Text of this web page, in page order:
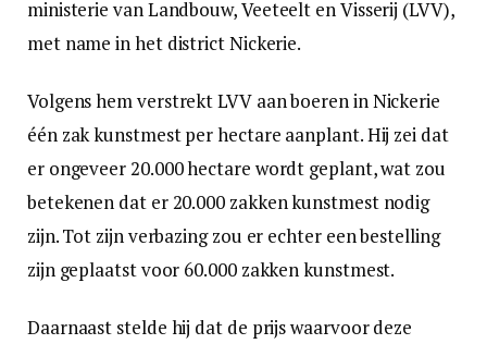
ministerie van Landbouw, Veeteelt en Visserij (LVV),
met name in het district Nickerie.
Volgens hem verstrekt LVV aan boeren in Nickerie
één zak kunstmest per hectare aanplant. Hij zei dat
er ongeveer 20.000 hectare wordt geplant, wat zou
betekenen dat er 20.000 zakken kunstmest nodig
zijn. Tot zijn verbazing zou er echter een bestelling
zijn geplaatst voor 60.000 zakken kunstmest.
Daarnaast stelde hij dat de prijs waarvoor deze